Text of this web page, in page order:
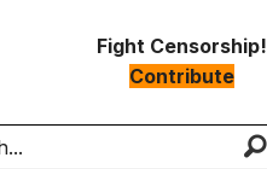
Fight Censorship!
Contribute